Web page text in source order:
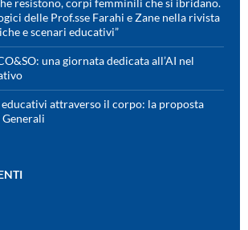
resistono, corpi femminili che si ibridano.
delle Prof.sse Farahi e Zane nella rivista
e scenari educativi”
una giornata dedicata all’AI nel
educativi attraverso il corpo: la proposta